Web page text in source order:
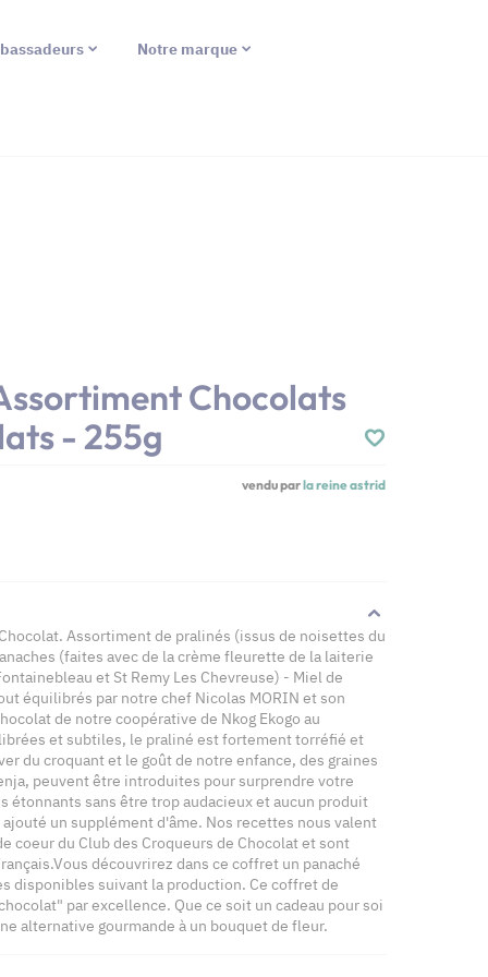
Notre marque
Chocolats
- 255g
vendu parla reine astrid
Assortiment de pralinés (issus de noisettes du
(faites avec de la crème fleurette de la laiterie
et St Remy Les Chevreuse) - Miel de
équilibrés par notre chef Nicolas MORIN et son
de notre coopérative de Nkog Ekogo au
et subtiles, le praliné est fortement torréfié et
du croquant et le goût de notre enfance, des graines
peuvent être introduites pour surprendre votre
étonnants sans être trop audacieux et aucun produit
un supplément d'âme. Nos recettes nous valent
coeur du Club des Croqueurs de Chocolat et sont
découvrirez dans ce coffret un panaché
disponibles suivant la production. Ce coffret de
par excellence. Que ce soit un cadeau pour soi
alternative gourmande à un bouquet de fleur.